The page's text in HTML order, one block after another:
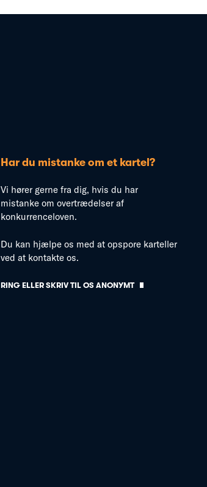
Har du mistanke om et kartel?
Vi hører gerne fra dig, hvis du har
mistanke om overtrædelser af
konkurrenceloven.
Du kan hjælpe os med at opspore karteller
ved at kontakte os.
RING ELLER SKRIV TIL OS ANONYMT